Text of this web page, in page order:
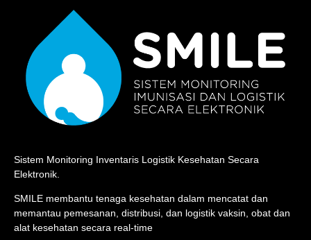
Sistem Monitoring Inventaris Logistik Kesehatan Secara
Elektronik.
SMILE membantu tenaga kesehatan dalam mencatat dan
memantau pemesanan, distribusi, dan logistik vaksin, obat dan
alat kesehatan secara real-time